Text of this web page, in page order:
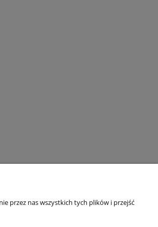
o sklepie
przez nas wszystkich tych plików i przejść